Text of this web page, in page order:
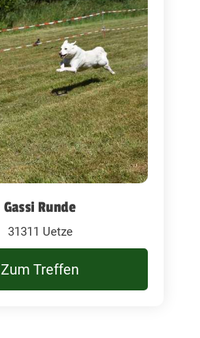
Gassi Runde
31311 Uetze
Zum Treffen